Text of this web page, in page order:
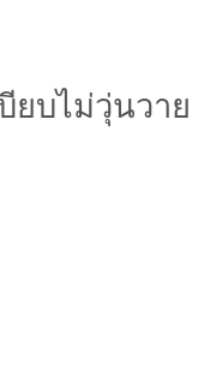
ยบไม่วุ่นวาย